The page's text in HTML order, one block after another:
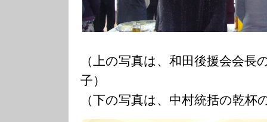
（上の写真は、和田後援会会長
子）
（下の写真は、中村統括の乾杯